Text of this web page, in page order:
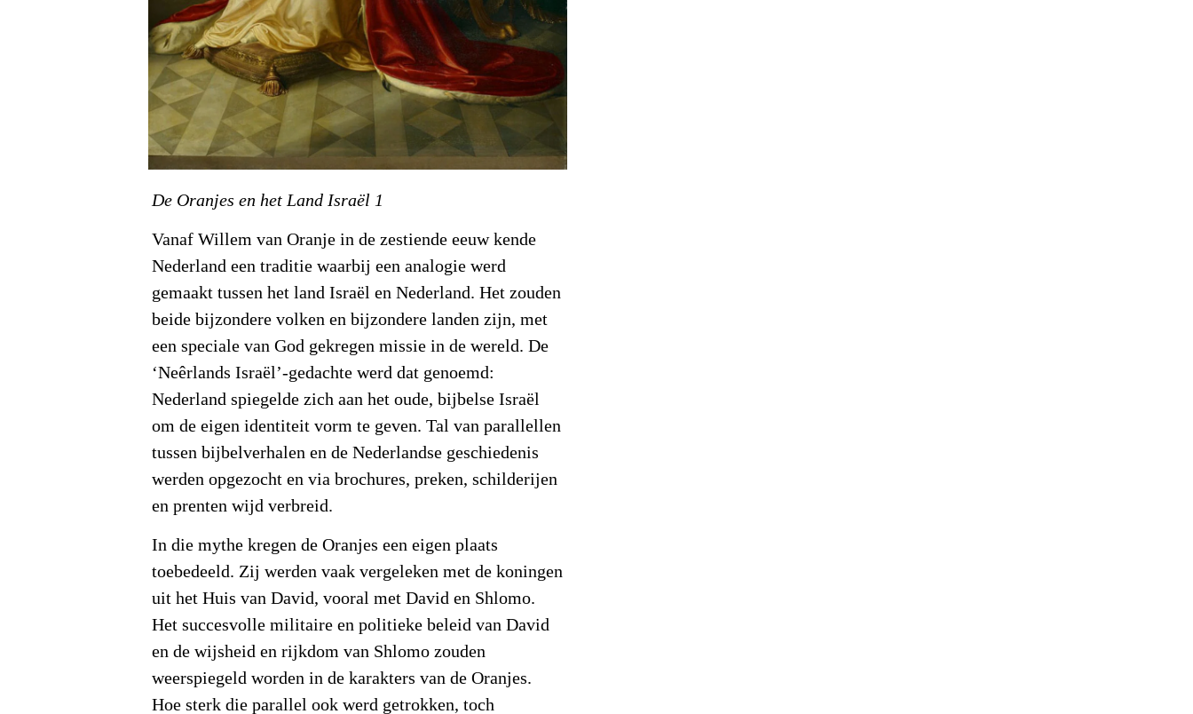
De Oranjes en het Land Israël 1
Vanaf Willem van Oranje in de zestiende eeuw kende
Nederland een traditie waarbij een analogie werd
gemaakt tussen het land Israël en Nederland. Het zouden
beide bijzondere volken en bijzondere landen zijn, met
een speciale van God gekregen missie in de wereld. De
‘Neêrlands Israël’-gedachte werd dat genoemd:
Nederland spiegelde zich aan het oude, bijbelse Israël
om de eigen identiteit vorm te geven. Tal van parallellen
tussen bijbelverhalen en de Nederlandse geschiedenis
werden opgezocht en via brochures, preken, schilderijen
en prenten wijd verbreid.
In die mythe kregen de Oranjes een eigen plaats
toebedeeld. Zij werden vaak vergeleken met de koningen
uit het Huis van David, vooral met David en Shlomo.
Het succesvolle militaire en politieke beleid van David
en de wijsheid en rijkdom van Shlomo zouden
weerspiegeld worden in de karakters van de Oranjes.
Hoe sterk die parallel ook werd getrokken, toch